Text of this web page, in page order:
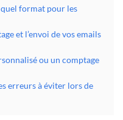
format pour les
et l’envoi de vos emails
ou un comptage
erreurs à éviter lors de